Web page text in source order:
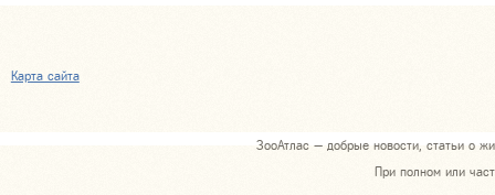
Карта сайта
ЗооАтлас — добрые новости, статьи о
При полном или